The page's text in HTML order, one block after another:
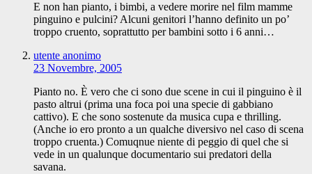
E non han pianto, i bimbi, a vedere morire nel film mamme
pinguino e pulcini? Alcuni genitori l’hanno definito un po’
troppo cruento, soprattutto per bambini sotto i 6 anni…
utente anonimo
23 Novembre, 2005
Pianto no. È vero che ci sono due scene in cui il pinguino è il
pasto altrui (prima una foca poi una specie di gabbiano
cattivo). E che sono sostenute da musica cupa e thrilling.
(Anche io ero pronto a un qualche diversivo nel caso di scena
troppo cruenta.) Comuqnue niente di peggio di quel che si
vede in un qualunque documentario sui predatori della
savana.